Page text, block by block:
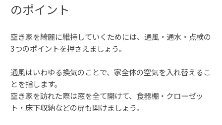
のポイント
空き家を綺麗に維持していくためには、通風・通水・点検の
3つのポイントを押さえましょう。
通風はいわゆる換気のことで、家全体の空気を入れ替えるこ
とを指します。
空き家を訪れた際は窓を全て開けて、食器棚・クローゼッ
ト・床下収納などの扉も開けましょう。